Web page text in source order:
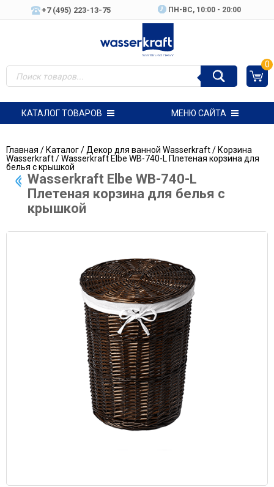
+7 (495) 223-13-75 ПН-ВC, 10:00 - 20:00
0
КАТАЛОГ ТОВАРОВ МЕНЮ САЙТА
Главная /Каталог/ Декор для ванной Wasserkraft/Корзина
Wasserkraft/ Wasserkraft Еlbe WB-740-L Плетеная корзина для
белья с крышкой
Wasserkraft Еlbe WB-740-L
Плетеная корзина для белья с
крышкой